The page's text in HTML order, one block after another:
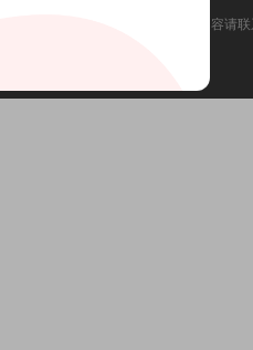
，仅作个人学习使用。如有违法内容请